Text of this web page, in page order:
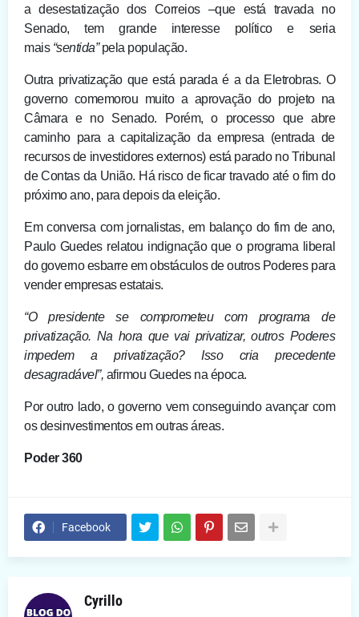
a desestatização dos Correios –que está travada no
Senado, tem grande interesse político e seria
mais “sentida”pela população.
Outra privatização que está parada é a da Eletrobras. O
governo comemorou muito a aprovação do projeto na
Câmara e no Senado. Porém, o processo que abre
caminho para a capitalização da empresa (entrada de
recursos de investidores externos) está parado no Tribunal
de Contas da União. Há risco de ficar travado até o fim do
próximo ano, para depois da eleição.
Em conversa com jornalistas, em balanço do fim de ano,
Paulo Guedes relatou indignação que o programa liberal
do governo esbarre em obstáculos de outros Poderes para
vender empresas estatais.
“O presidente se comprometeu com programa de
privatização. Na hora que vai privatizar, outros Poderes
impedem a privatização? Isso cria precedente
desagradável”, afirmou Guedes na época.
Por outro lado, o governo vem conseguindo avançar com
os desinvestimentos em outras áreas.
Poder 360
Facebook
Cyrillo